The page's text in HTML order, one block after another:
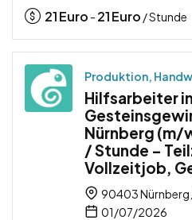
21Euro - 21Euro / Stunde
Produktion,
Hilfsarbeiter
Nürnberg (m/
/ Stunde –
Vollzeitjob,
90403
01/07/2026